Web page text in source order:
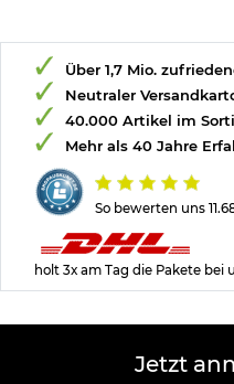
So bewerten uns
Über 1,7 Mio.
Neutraler
40.000 Artikel im
Mehr als 40 Jahre
holt 3x am Tag die Pakete bei
Jetzt